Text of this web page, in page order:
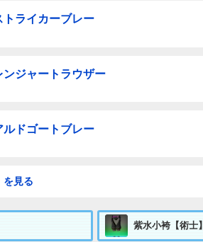
ライカーブレー
ジャートラウザー
ドゴートブレー
を見る
紫水小袴【術士】